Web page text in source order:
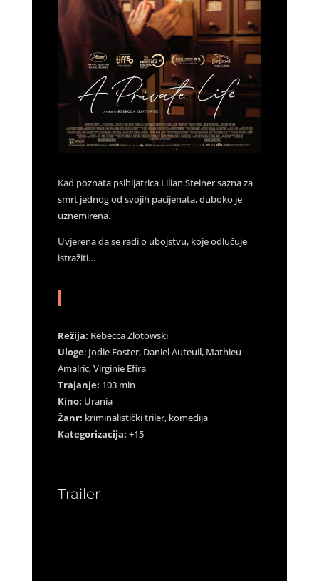
Kad poznata psihijatrica Lilian Steiner sazna za
smrt jednog od svojih pacijenata, duboko je
uznemirena.
Uvjerena da se radi o ubojstvu, koje odlučuje
istražiti…
Režija: Rebecca Zlotowski
Uloge: Jodie Foster, Daniel Auteuil, Mathieu
Amalric, Virginie Efira
Trajanje: 103 min
Kino: Urania
Žanr: kriminalistički triler, komedija
Kategorizacija: +15
Trailer